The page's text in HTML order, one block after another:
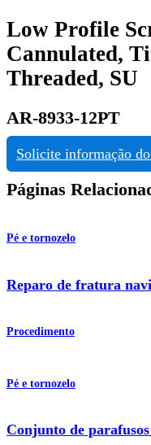
Low Profile
Cannulated,
Threaded, SU
AR-8933-12PT
Solicite informação
Páginas
Pé e tornozelo
Reparo de fratura
Procedimento
Pé e tornozelo
Conjunto de